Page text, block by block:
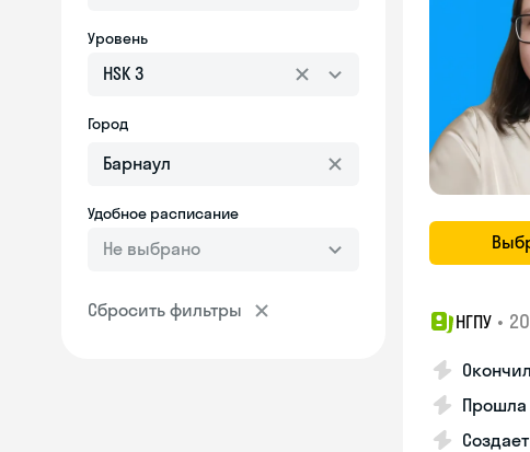
Уровень
HSK 3
Город
Удобное расписание
Не выбрано
Сбросить фильтры
НГПУ •
Прошла